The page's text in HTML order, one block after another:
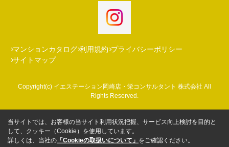
マンションカタログ 利用規約 プライバシーポリシー
サイトマップ
Copyright(c) イエステーション岡崎店・栄コンサルタント 株式会社 All
Rights Reserved.
当サイトでは、お客様の当サイト利用状況把握、サービス向上検討を目的と
して、クッキー（Cookie）を使用しています。
詳しくは、当社の 「Cookieの取扱いについて」 をご確認ください。